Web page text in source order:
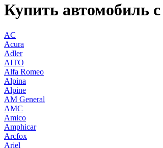
Купить автомобиль
AC
Acura
Adler
AITO
Alfa Romeo
Alpina
Alpine
AM General
AMC
Amico
Amphicar
Arcfox
Ariel